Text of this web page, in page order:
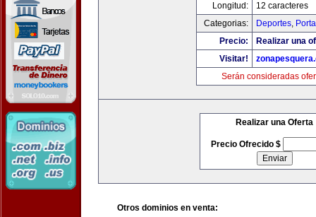
Longitud:
12 caracteres
Categorias:
Deportes,
Precio:
Realizar una
Visitar!
Serán consideradas
Realizar una Oferta
Precio Ofrecido $
Otros dominios en venta: